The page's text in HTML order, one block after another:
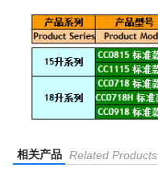
相关产品 Related Products